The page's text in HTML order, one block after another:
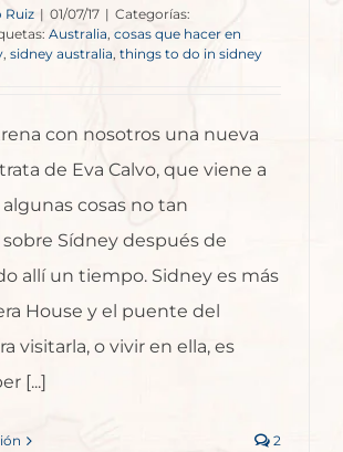
Ruiz | 01/07/17 | Categorías:
Australia, cosas que hacer en
, sidney australia, things to do in sidney
con nosotros una nueva
de Eva Calvo, que viene a
cosas no tan
Sídney después de
allí un tiempo. Sidney es más
House y el puente del
visitarla, o vivir en ella, es
[...]
2